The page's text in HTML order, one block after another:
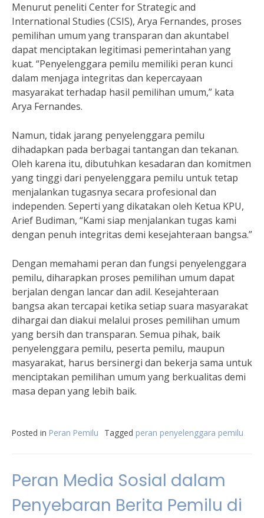
Menurut peneliti Center for Strategic and
International Studies (CSIS), Arya Fernandes, proses
pemilihan umum yang transparan dan akuntabel
dapat menciptakan legitimasi pemerintahan yang
kuat. “Penyelenggara pemilu memiliki peran kunci
dalam menjaga integritas dan kepercayaan
masyarakat terhadap hasil pemilihan umum,” kata
Arya Fernandes.
Namun, tidak jarang penyelenggara pemilu
dihadapkan pada berbagai tantangan dan tekanan.
Oleh karena itu, dibutuhkan kesadaran dan komitmen
yang tinggi dari penyelenggara pemilu untuk tetap
menjalankan tugasnya secara profesional dan
independen. Seperti yang dikatakan oleh Ketua KPU,
Arief Budiman, “Kami siap menjalankan tugas kami
dengan penuh integritas demi kesejahteraan bangsa.”
Dengan memahami peran dan fungsi penyelenggara
pemilu, diharapkan proses pemilihan umum dapat
berjalan dengan lancar dan adil. Kesejahteraan
bangsa akan tercapai ketika setiap suara masyarakat
dihargai dan diakui melalui proses pemilihan umum
yang bersih dan transparan. Semua pihak, baik
penyelenggara pemilu, peserta pemilu, maupun
masyarakat, harus bersinergi dan bekerja sama untuk
menciptakan pemilihan umum yang berkualitas demi
masa depan yang lebih baik.
Posted in Peran Pemilu Tagged peran penyelenggara pemilu
Peran Media Sosial dalam
Penyebaran Berita Pemilu di